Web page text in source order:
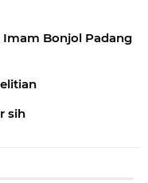
Bonjol Padang
sih